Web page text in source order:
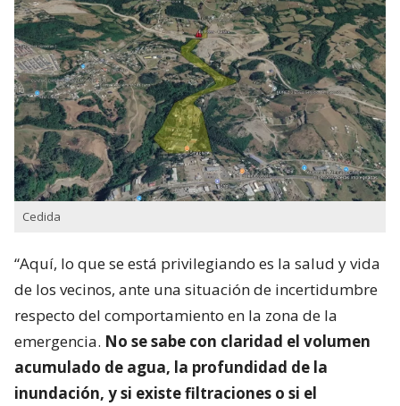
Cedida
“Aquí, lo que se está privilegiando es la salud y vida
de los vecinos, ante una situación de incertidumbre
respecto del comportamiento en la zona de la
emergencia. No se sabe con claridad el volumen
acumulado de agua, la profundidad de la
inundación, y si existe filtraciones o si el